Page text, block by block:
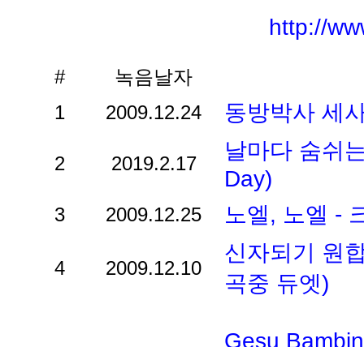
http://
#
녹음날자
1
2009.12.24 동방박사 세
2 2019.2.17
날마다 숨쉬
Day)
3 2009.12.25 노엘, 노엘 -
4 2009.12.10
신자되기 원
곡중 듀엣)
Gesu